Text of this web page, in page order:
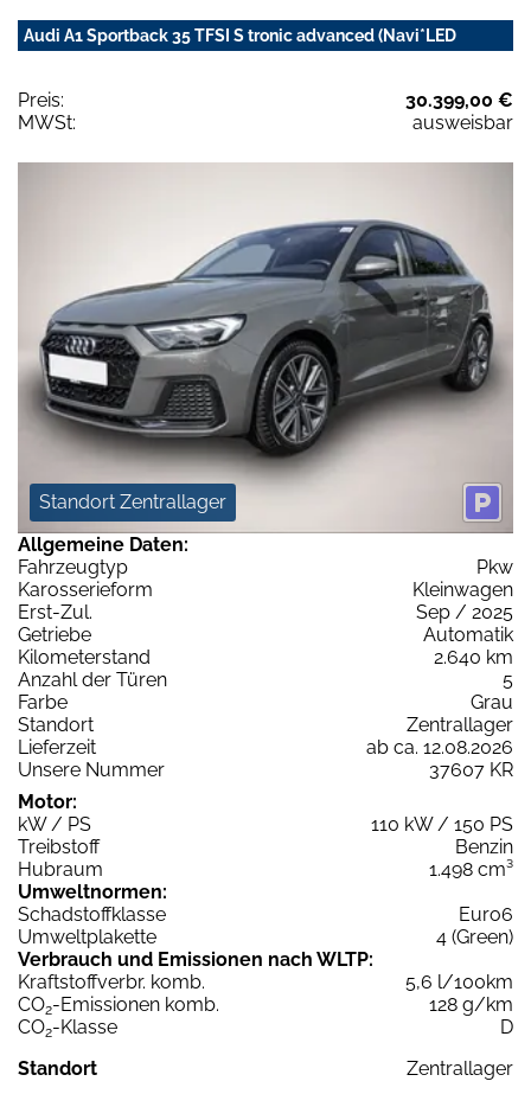
Audi A1 Sportback 35 TFSI S tronic advanced (Navi*LED
Preis:
30.399,00 €
MWSt:
ausweisbar
Standort Zentrallager
Allgemeine Daten:
Fahrzeugtyp
Pkw
Karosserieform
Kleinwagen
Erst-Zul.
Sep / 2025
Getriebe
Automatik
Kilometerstand
2.640 km
Anzahl der Türen
5
Farbe
Grau
Standort
Zentrallager
Lieferzeit
ab ca. 12.08.2026
Unsere Nummer
37607 KR
Motor:
kW / PS
110 kW / 150 PS
Treibstoff
Benzin
Hubraum
1.498 cm³
Umweltnormen:
Schadstoffklasse
Euro6
Umweltplakette
4 (Green)
Verbrauch und Emissionen nach WLTP:
Kraftstoffverbr. komb.
5,6 l/100km
CO2-Emissionen komb.
128 g/km
CO2-Klasse
D
Standort
Zentrallager